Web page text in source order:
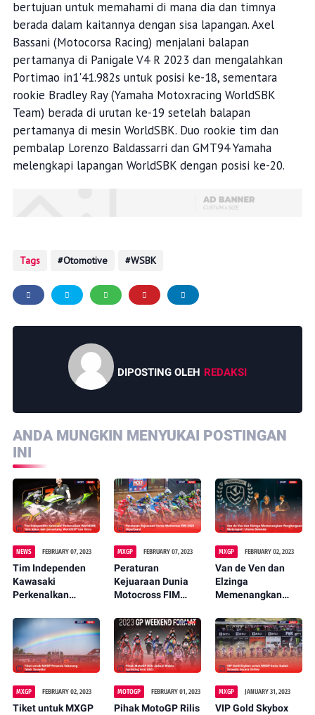
bertujuan untuk memahami di mana dia dan timnya
berada dalam kaitannya dengan sisa lapangan. Axel
Bassani (Motocorsa Racing) menjalani balapan
pertamanya di Panigale V4 R 2023 dan mengalahkan
Portimao in1'41.982s untuk posisi ke-18, sementara
rookie Bradley Ray (Yamaha Motoxracing WorldSBK
Team) berada di urutan ke-19 setelah balapan
pertamanya di mesin WorldSBK. Duo rookie tim dan
pembalap Lorenzo Baldassarri dan GMT94 Yamaha
melengkapi lapangan WorldSBK dengan posisi ke-20.
Tags Otomotive WSBK
DIPOSTING OLEH REDAKSI
ANDA MUNGKIN MENYUKAI POSTINGAN
INI
NEWS FEBRUARY 07, 2023
Tim Independen
Kawasaki
Perkenalkan
Sykes dan
penantang
WorldSSP Can
Oncu
MXGP FEBRUARY 07, 2023
Peraturan
Kejuaraan Dunia
Motocross FIM
MXGP FEBRUARY 02, 2023
Van de Ven dan
Elzinga
Memenangkan
Motorsport Utama
Belanda
MXGP FEBRUARY 02, 2023
Tiket untuk MXGP
MOTOGP FEBRUARY 01, 2023
Pihak MotoGP Rilis
MXGP JANUARY 31, 2023
VIP Gold Skybox